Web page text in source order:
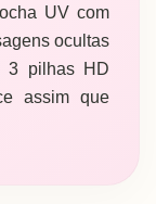
UV com
ocultas
3 pilhas HD
assim que